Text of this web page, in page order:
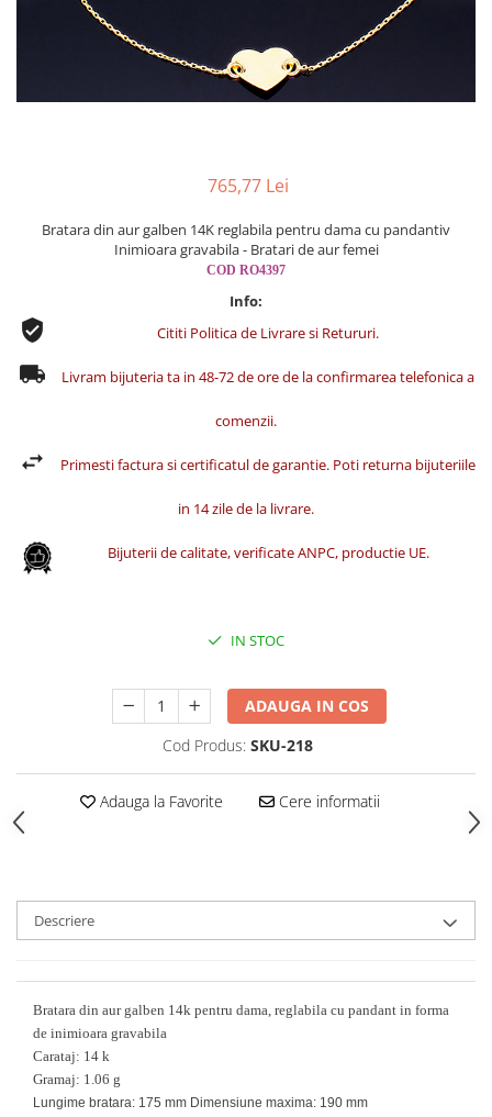
Cercei din aur dama
Cercei de aur lungi cu lant
Cercei din aur alb
765,77 Lei
Bratara din aur galben 14K reglabila pentru dama cu pandantiv
Inimioara gravabila - Bratari de aur femei
COD RO4397
Info:
Cititi Politica de Livrare si Retururi.
Livram bijuteria ta in 48-72 de ore de la confirmarea telefonica a
comenzii.
Primesti factura si certificatul de garantie. Poti returna bijuteriile
in 14 zile de la livrare.
Bijuterii de calitate, verificate ANPC, productie UE.
IN STOC
ADAUGA IN COS
Cod Produs: SKU-218
Adauga la Favorite Cere informatii
Descriere
Bratara din aur galben 14k pentru dama, reglabila cu pandant in forma
de inimioara gravabila
Carataj: 14 k
Gramaj: 1.06 g
Lungime bratara: 175 mm Dimensiune maxima: 190 mm